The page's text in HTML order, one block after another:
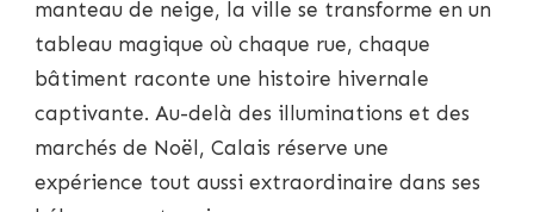
CALAIS
:
DÉCOUVREZ
DES
HÔTELS
POUR
UNE
manteau de neige, la ville se transforme en un
tableau magique où chaque rue, chaque
bâtiment raconte une histoire hivernale
captivante. Au-delà des illuminations et des
marchés de Noël, Calais réserve une
expérience tout aussi extraordinaire dans ses